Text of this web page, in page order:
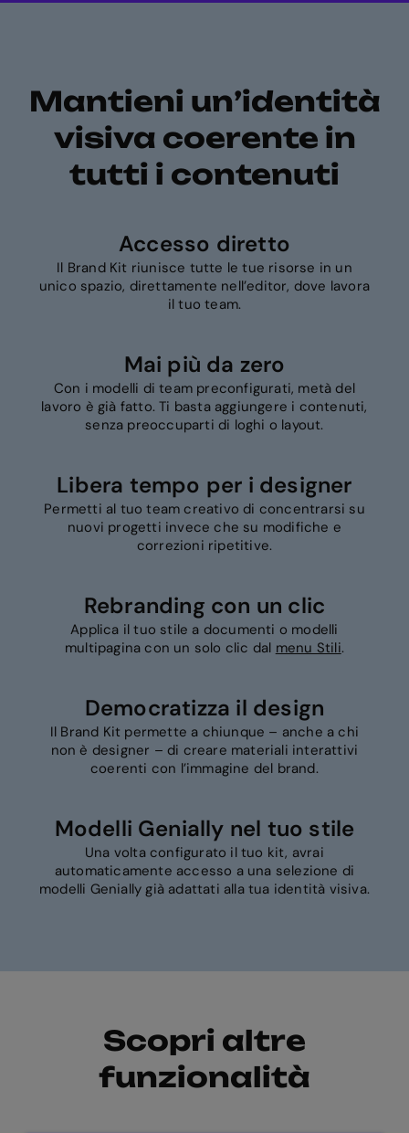
Mantieni un’identità
visiva coerente in
tutti i contenuti
Accesso diretto
Il Brand Kit riunisce tutte le tue risorse in un
unico spazio, direttamente nell’editor, dove lavora
il tuo team.
Mai più da zero
Con i modelli di team preconfigurati, metà del
lavoro è già fatto. Ti basta aggiungere i contenuti,
senza preoccuparti di loghi o layout.
Libera tempo per i designer
Permetti al tuo team creativo di concentrarsi su
nuovi progetti invece che su modifiche e
correzioni ripetitive.
Rebranding con un clic
Applica il tuo stile a documenti o modelli
multipagina con un solo clic dal menu Stili.
Democratizza il design
Il Brand Kit permette a chiunque – anche a chi
non è designer – di creare materiali interattivi
coerenti con l’immagine del brand.
Modelli Genially nel tuo stile
Una volta configurato il tuo kit, avrai
automaticamente accesso a una selezione di
modelli Genially già adattati alla tua identità visiva.
Scopri altre
funzionalità